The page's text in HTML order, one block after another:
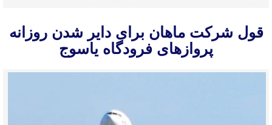
قول شرکت ماهان برای دایر شدن روزانه
پروازهای فرودگاه یاسوج